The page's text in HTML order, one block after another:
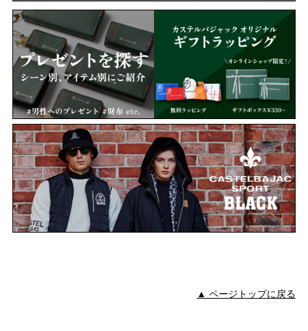
▲ ページトップに戻る